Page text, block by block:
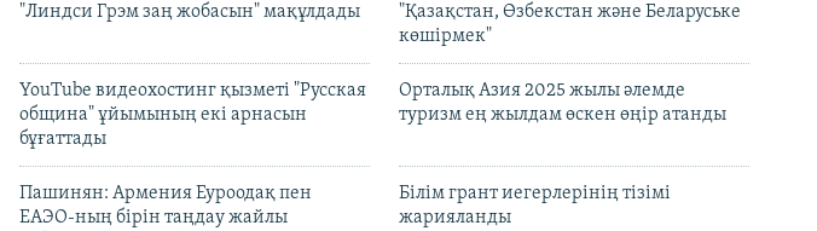
"Линдси Грэм заң жобасын" мақұлдады
"Қазақстан, Өзбекстан және Беларуське
көшірмек"
YouTube видеохостинг қызметі "Русская
община" ұйымының екі арнасын
бұғаттады
Орталық Азия 2025 жылы әлемде
туризм ең жылдам өскен өңір атанды
Пашинян: Армения Еуроодақ пен
ЕАЭО-ның бірін таңдау жайлы
Білім грант иегерлерінің тізімі
жарияланды